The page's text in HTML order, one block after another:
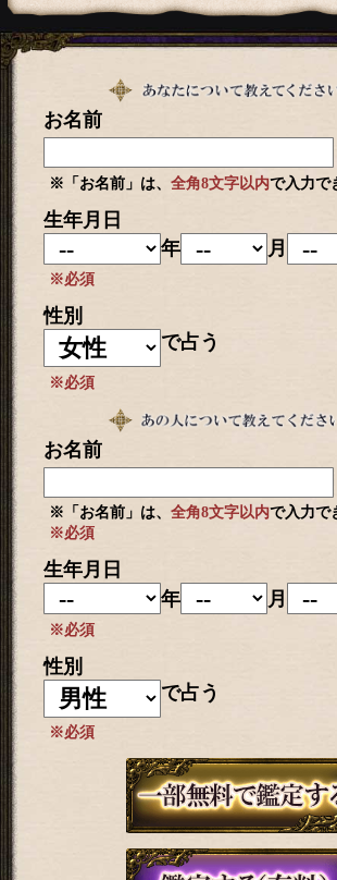
お名前
※「お名前」は、 全角8文字以内で入力で
生年月日
年
月
※必須
性別
で占う
※必須
お名前
※「お名前」は、 全角8文字以内で入力で
※必須
生年月日
年
月
※必須
性別
で占う
※必須